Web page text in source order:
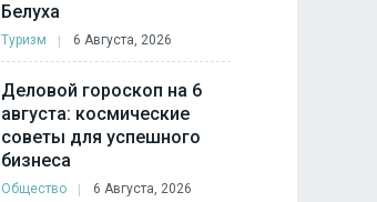
Белуха
Туризм 6 Августа, 2026
Деловой гороскоп на 6
августа: космические
советы для успешного
бизнеса
Общество 6 Августа, 2026